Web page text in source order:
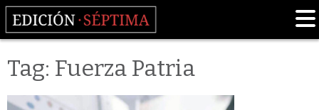
Tag: Fuerza Patria